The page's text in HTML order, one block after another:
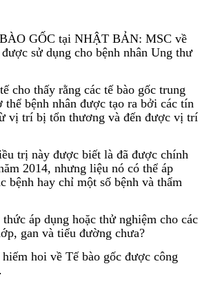
GỐC tại NHẬT BẢN: MSC về
sử dụng cho bệnh nhân Ung thư
cho thấy rằng các tế bào gốc trung
bệnh nhân được tạo ra bởi các tín
vị trí bị tổn thương và đến được vị trí
trị này được biết là đã được chính
2014, nhưng liệu nó có thể áp
bệnh hay chỉ một số bệnh và thẩm
áp dụng hoặc thử nghiệm cho các
gan và tiểu đường chưa?
hoi về Tế bào gốc được công